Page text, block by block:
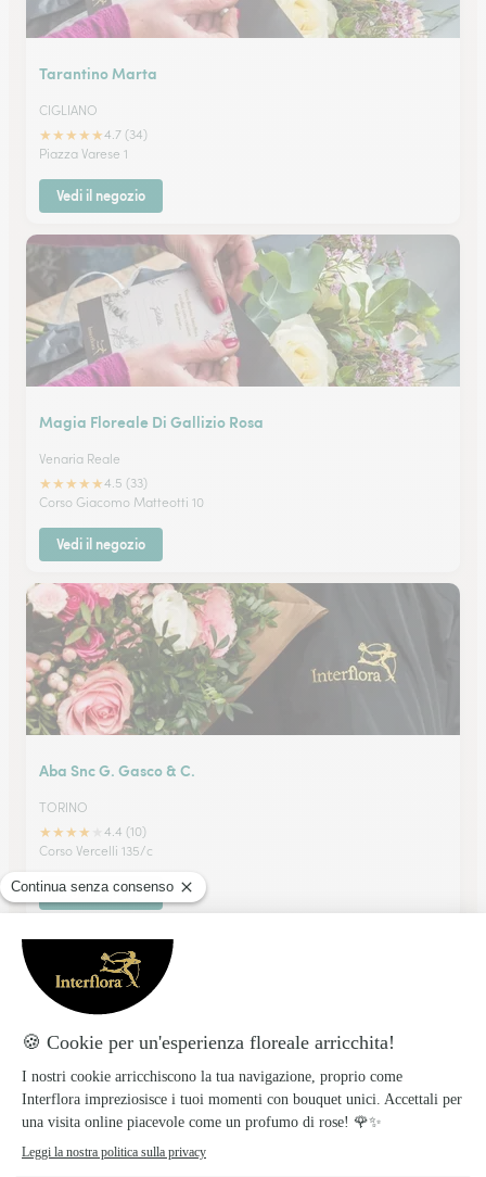
Tarantino Marta
CIGLIANO
★★★★★4.7 (34)
Piazza Varese 1
Vedi il negozio
Magia Floreale Di Gallizio Rosa
Venaria Reale
★★★★★4.5 (33)
Corso Giacomo Matteotti 10
Vedi il negozio
Aba Snc G. Gasco & C.
TORINO
★★★★
4.4 (10)
Corso Vercelli 135/c
Vedi il negozio
Titzy Di Di Noia Tiziana
TORINO